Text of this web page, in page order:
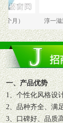
淳一滋润润肤露
一、产品优势
1、个性化风格设
2、品种齐全、满
3、口碑好、品质